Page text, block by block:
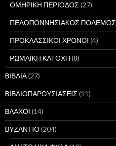
ΟΜΗΡΙΚΗ ΠΕΡΙΟΔΟΣ (27)
ΠΕΛΟΠΟΝΝΗΣΙΑΚΟΣ ΠΟΛΕΜΟΣ
ΠΡΟΚΛΑΣΣΙΚΟΙ ΧΡΟΝΟΙ (4)
ΡΩΜΑΪΚΗ ΚΑΤΟΧΗ (8)
ΒΙΒΛΙΑ(27)
ΒΙΒΛΙΟΠΑΡΟΥΣΙΑΣΕΙΣ (11)
ΒΛΑΧΟΙ (14)
ΒΥΖΑΝΤΙΟ(204)